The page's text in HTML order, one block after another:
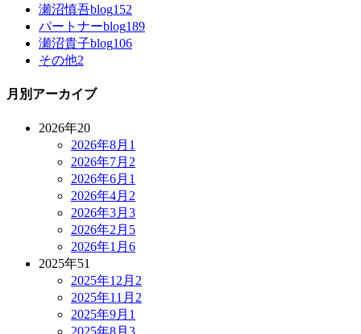
瀬沼慎吾blog152
パートナーblog189
瀬沼貴子blog106
その他2
月別アーカイブ
2026年20
2026年8月 1
2026年7月 2
2026年6月 1
2026年4月 2
2026年3月 3
2026年2月 5
2026年1月 6
2025年51
2025年12月 2
2025年11月 2
2025年9月 1